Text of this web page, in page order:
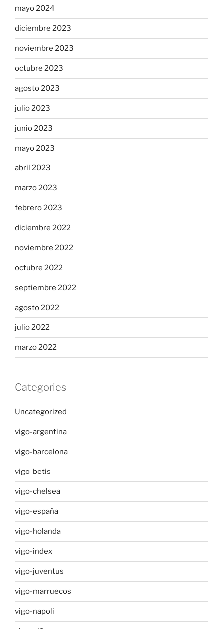
mayo 2024
diciembre 2023
noviembre 2023
octubre 2023
agosto 2023
julio 2023
junio 2023
mayo 2023
abril 2023
marzo 2023
febrero 2023
diciembre 2022
noviembre 2022
octubre 2022
septiembre 2022
agosto 2022
julio 2022
marzo 2022
Categories
Uncategorized
vigo-argentina
vigo-barcelona
vigo-betis
vigo-chelsea
vigo-españa
vigo-holanda
vigo-index
vigo-juventus
vigo-marruecos
vigo-napoli